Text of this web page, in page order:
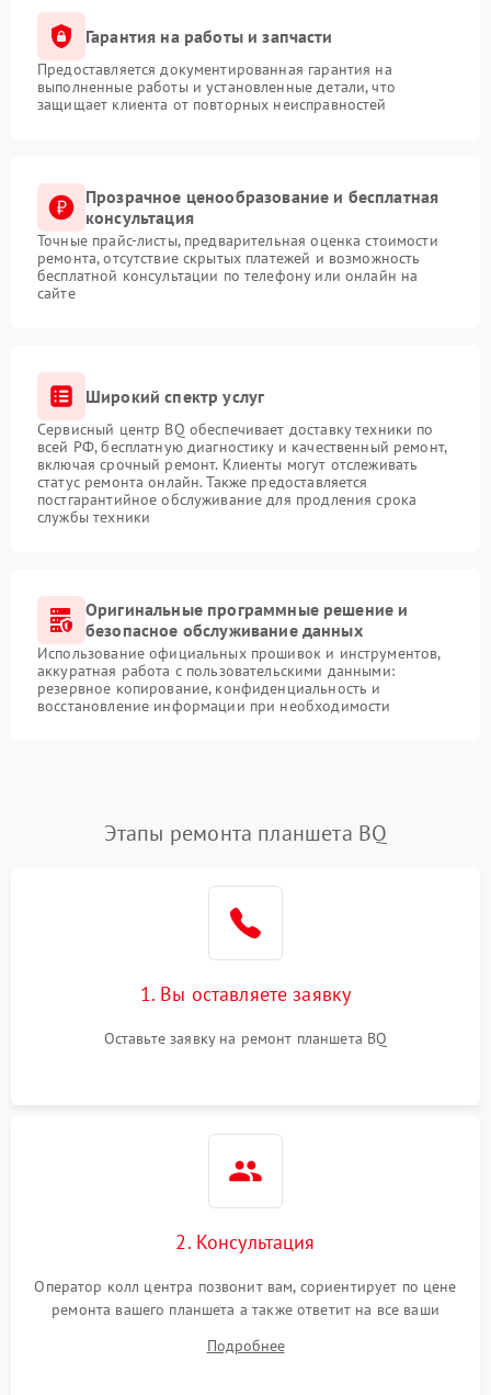
Гарантия на работы и запчасти
Предоставляется документированная гарантия на
выполненные работы и установленные детали, что
защищает клиента от повторных неисправностей
Прозрачное ценообразование и бесплатная
консультация
Точные прайс-листы, предварительная оценка стоимости
ремонта, отсутствие скрытых платежей и возможность
бесплатной консультации по телефону или онлайн на
сайте
Широкий спектр услуг
Сервисный центр BQ обеспечивает доставку техники по
всей РФ, бесплатную диагностику и качественный ремонт,
включая срочный ремонт. Клиенты могут отслеживать
статус ремонта онлайн. Также предоставляется
постгарантийное обслуживание для продления срока
службы техники
Оригинальные программные решение и
безопасное обслуживание данных
Использование официальных прошивок и инструментов,
аккуратная работа с пользовательскими данными:
резервное копирование, конфиденциальность и
восстановление информации при необходимости
Этапы ремонта планшета BQ
1. Вы оставляете заявку
Оставьте заявку на ремонт планшета BQ
2. Консультация
Оператор колл центра позвонит вам, сориентирует по цене
ремонта вашего планшета а также ответит на все ваши
Подробнее